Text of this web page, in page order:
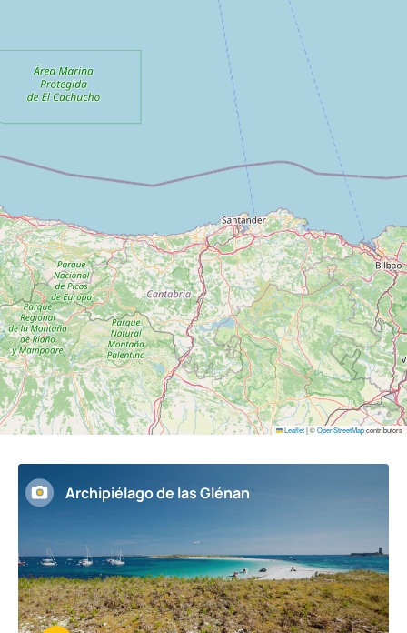
Archipiélago de las Glénan
Leaflet|©OpenStreetMapcontributors